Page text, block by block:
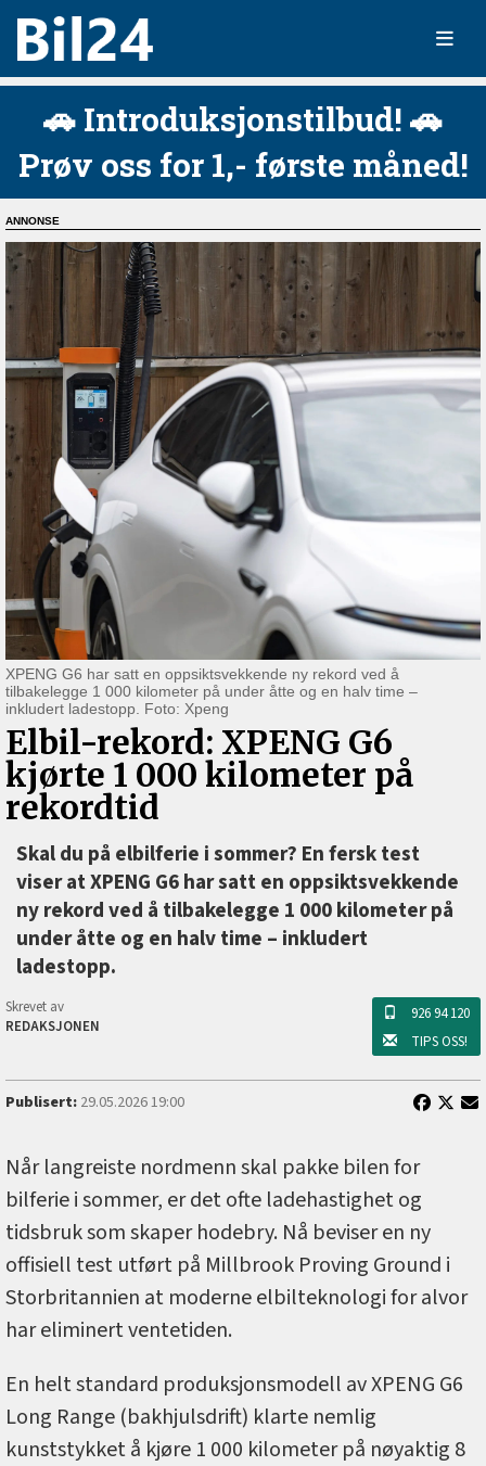
🚗 Introduksjonstilbud! 🚗
Prøv oss for 1,- første måned!
XPENG G6 har satt en oppsiktsvekkende ny rekord ved å
tilbakelegge 1 000 kilometer på under åtte og en halv time –
inkludert ladestopp. Foto: Xpeng
Elbil-rekord: XPENG G6
kjørte 1 000 kilometer på
rekordtid
Skal du på elbilferie i sommer? En fersk test
viser at XPENG G6 har satt en oppsiktsvekkende
ny rekord ved å tilbakelegge 1 000 kilometer på
under åtte og en halv time –⁠ inkludert
ladestopp.
Skrevet av
REDAKSJONEN
926 94 120
TIPS OSS!
Publisert:29.05.2026 19:00
Når langreiste nordmenn skal pakke bilen for
bilferie i sommer, er det ofte ladehastighet og
tidsbruk som skaper hodebry. Nå beviser en ny
offisiell test utført på Millbrook Proving Ground i
Storbritannien at moderne elbilteknologi for alvor
har eliminert ventetiden.
En helt standard produksjonsmodell av XPENG G6
Long Range (bakhjulsdrift) klarte nemlig
kunststykket å kjøre 1 000 kilometer på nøyaktig 8